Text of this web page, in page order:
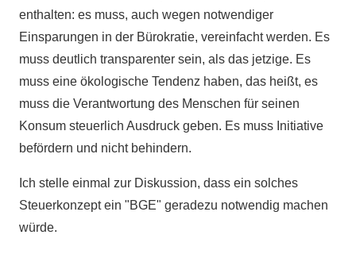
enthalten: es muss, auch wegen notwendiger
Einsparungen in der Bürokratie, vereinfacht werden. Es
muss deutlich transparenter sein, als das jetzige. Es
muss eine ökologische Tendenz haben, das heißt, es
muss die Verantwortung des Menschen für seinen
Konsum steuerlich Ausdruck geben. Es muss Initiative
befördern und nicht behindern.
Ich stelle einmal zur Diskussion, dass ein solches
Steuerkonzept ein "BGE" geradezu notwendig machen
würde.